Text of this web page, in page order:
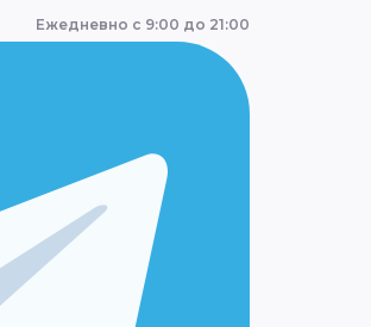
Ежедневно с 9:00 до 21:00